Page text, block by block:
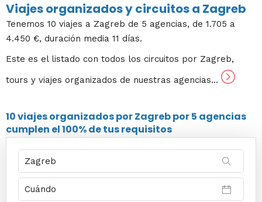
Viajes organizados y circuitos a Zagreb
Tenemos 10 viajes a Zagreb de 5 agencias, de 1.705 a
4.450 €, duración media 11 días.
Este es el listado con todos los circuitos por Zagreb,
tours y viajes organizados de nuestras agencias...
10 viajesorganizados por Zagreb por5 agencias
cumplen el 100% de tus requisitos